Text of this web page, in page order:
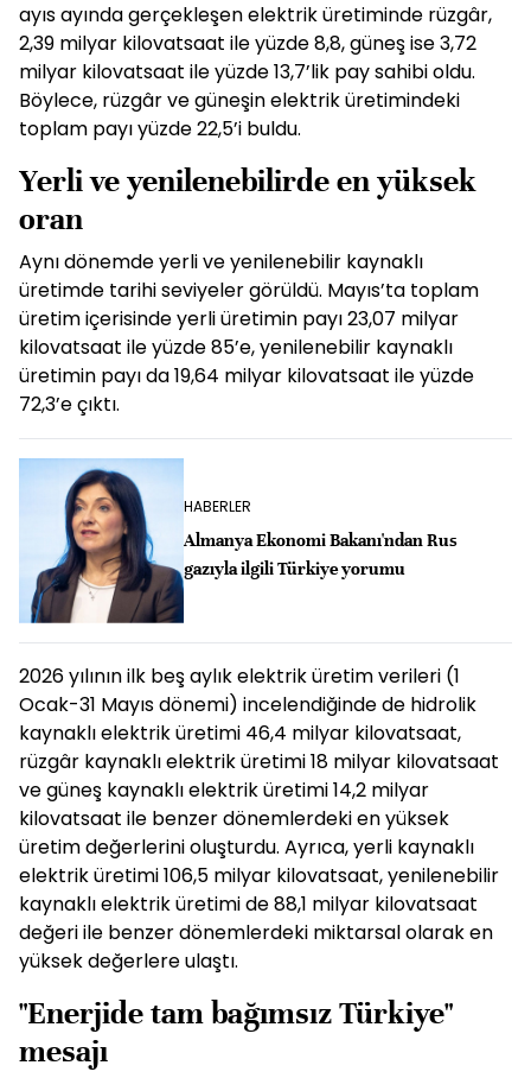
ayıs ayında gerçekleşen elektrik üretiminde rüzgâr,
2,39 milyar kilovatsaat ile yüzde 8,8, güneş ise 3,72
milyar kilovatsaat ile yüzde 13,7’lik pay sahibi oldu.
Böylece, rüzgâr ve güneşin elektrik üretimindeki
toplam payı yüzde 22,5’i buldu.
Yerli ve yenilenebilirde en yüksek
oran
Aynı dönemde yerli ve yenilenebilir kaynaklı
üretimde tarihi seviyeler görüldü. Mayıs’ta toplam
üretim içerisinde yerli üretimin payı 23,07 milyar
kilovatsaat ile yüzde 85’e, yenilenebilir kaynaklı
üretimin payı da 19,64 milyar kilovatsaat ile yüzde
72,3’e çıktı.
HABERLER
Almanya Ekonomi Bakanı'ndan Rus
gazıyla ilgili Türkiye yorumu
2026 yılının ilk beş aylık elektrik üretim verileri (1
Ocak-31 Mayıs dönemi) incelendiğinde de hidrolik
kaynaklı elektrik üretimi 46,4 milyar kilovatsaat,
rüzgâr kaynaklı elektrik üretimi 18 milyar kilovatsaat
ve güneş kaynaklı elektrik üretimi 14,2 milyar
kilovatsaat ile benzer dönemlerdeki en yüksek
üretim değerlerini oluşturdu. Ayrıca, yerli kaynaklı
elektrik üretimi 106,5 milyar kilovatsaat, yenilenebilir
kaynaklı elektrik üretimi de 88,1 milyar kilovatsaat
değeri ile benzer dönemlerdeki miktarsal olarak en
yüksek değerlere ulaştı.
"Enerjide tam bağımsız Türkiye"
mesajı